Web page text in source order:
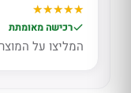
רכישה מאומתת
המליצו על המוצר